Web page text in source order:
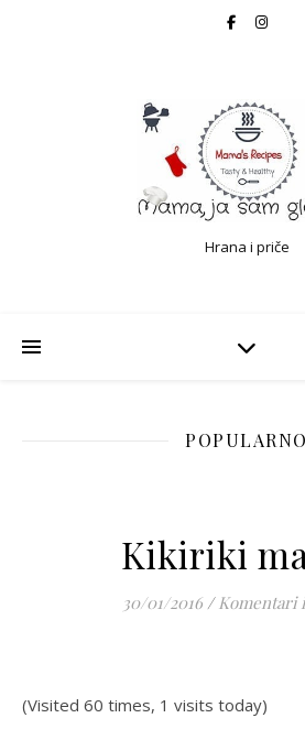
Hrana i priče
POPULARNO
Kikiriki
30/01/2016 / Komentari
(Visited 60 times, 1 visits today)